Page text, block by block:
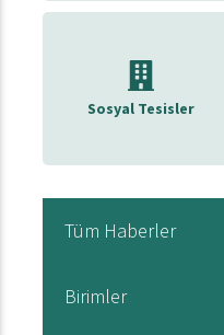
Sosyal Tesisler
Tüm Haberler
Birimler